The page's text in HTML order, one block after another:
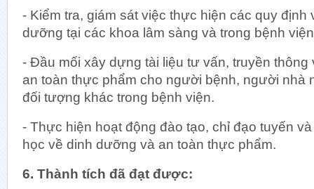
- Kiểm tra, giám sát việc thực hiện các quy định
dưỡng tại các khoa lâm sàng và trong bệnh
- Đầu mối xây dựng tài liệu tư vấn, truyền
an toàn thực phẩm cho người bệnh, người nhà
đối tượng khác trong bệnh viện.
- Thực hiện hoạt động đào tạo, chỉ đạo tuyến
học về dinh dưỡng và an toàn thực phẩm.
6. Thành tích đã đạt được: